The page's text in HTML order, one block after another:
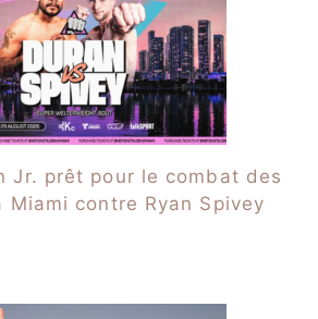
Jr. prêt pour le combat des
Miami contre Ryan Spivey